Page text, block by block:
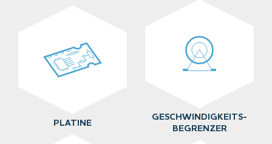
PLATINE
GESCHWINDIGKEITS-
BEGRENZER